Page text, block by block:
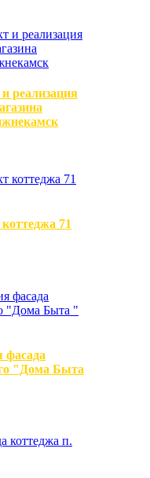
реализация
71
фасада
"Дома Быта